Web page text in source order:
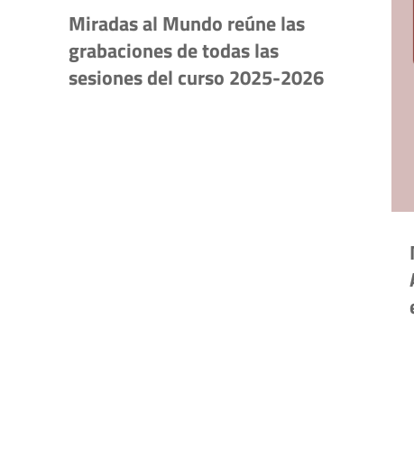
Miradas al Mundo reúne las
grabaciones de todas las
sesiones del curso 2025-2026